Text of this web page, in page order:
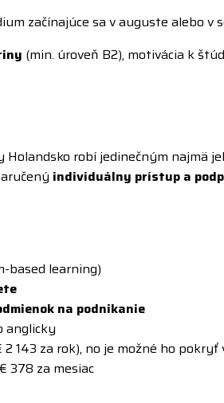
začínajúce sa v auguste alebo v
(min. úroveň B2), motivácia k
robí jedinečným najmä
individuálny prístup a
based learning)
na podnikanie
anglicky
143 za rok), no je možné ho pokryť
378 za mesiac